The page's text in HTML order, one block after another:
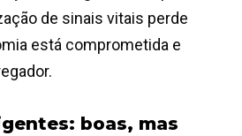
de sinais vitais perde
está comprometida e
boas, mas